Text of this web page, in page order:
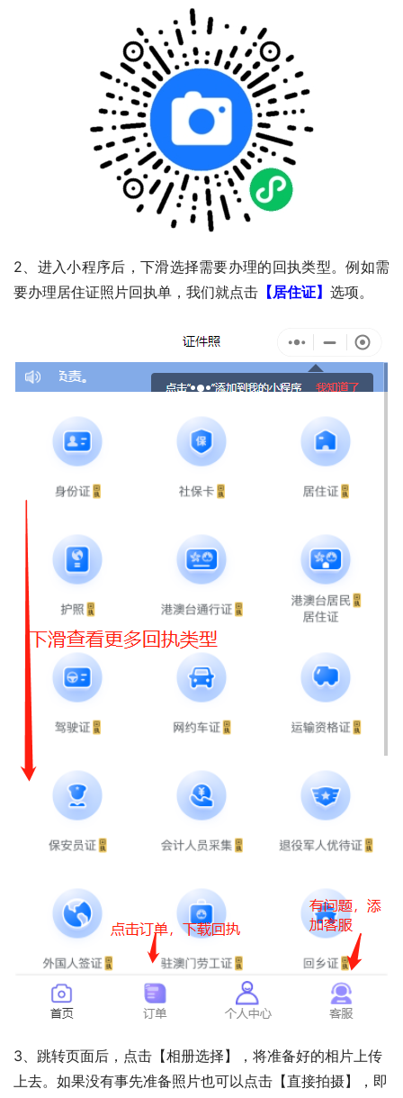
2、进入小程序后，下滑选择需要办理的回执类型。例如需
要办理居住证照片回执单，我们就点击 【居住证】 选项。
3、跳转页面后，点击【相册选择】，将准备好的相片上传
上去。如果没有事先准备照片也可以点击【直接拍摄】，即